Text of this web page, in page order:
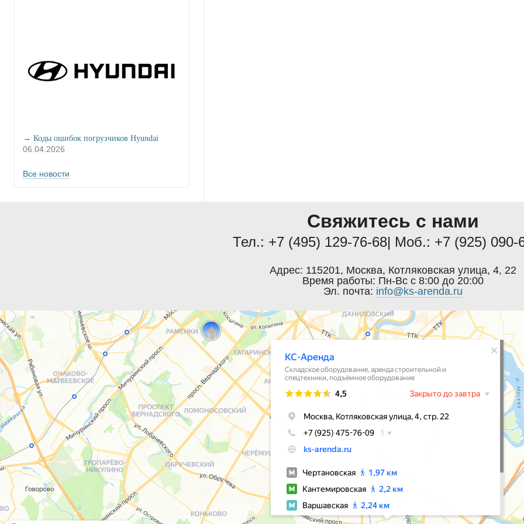
→ Коды ошибок погрузчиков Hyundai
06.04.2026
Все новости
Свяжитесь с нами
Тел.: +7 (495) 129-76-68| Моб.: +7 (925) 090-
Адрес: 115201, Москва, Котляковская улица, 4, 22
Время работы: Пн-Вс с 8:00 до 20:00
Эл. почта: info@ks-arenda.ru